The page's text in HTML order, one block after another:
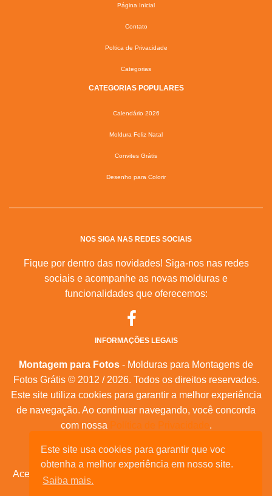
Este site usa cookies para garantir que voc
obtenha a melhor experiência em nosso site.
Saiba mais.
Página Inicial
Contato
Poltica de Privacidade
Categorias
CATEGORIAS POPULARES
Calendário 2026
Moldura Feliz Natal
Convites Grátis
Desenho para Colorir
NOS SIGA NAS REDES SOCIAIS
Fique por dentro das novidades! Siga-nos nas redes
sociais e acompanhe as novas molduras e
funcionalidades que oferecemos:
INFORMAÇÕES LEGAIS
Montagem para Fotos - Molduras para Montagens de
Fotos Grátis © 2012 / 2026. Todos os direitos reservados.
Este site utiliza cookies para garantir a melhor experiência
de navegação. Ao continuar navegando, você concorda
com nossa Política de Privacidade.
Mapa do Site |Feeds RSS |Sobre Nós
Acesse nossas molduras para: